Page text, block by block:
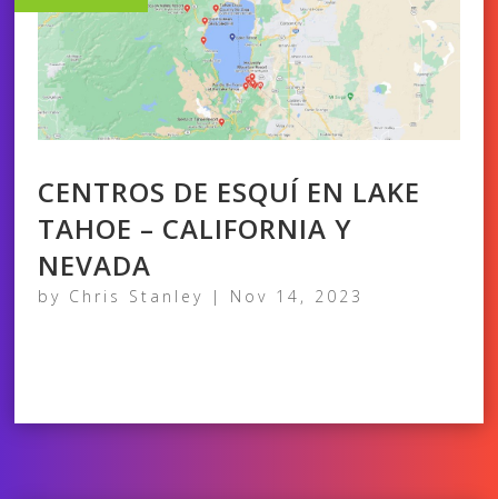
CENTROS DE ESQUÍ EN LAKE
TAHOE – CALIFORNIA Y
NEVADA
by Chris Stanley | Nov 14, 2023